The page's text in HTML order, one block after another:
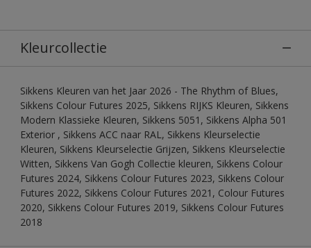
Kleurcollectie
Sikkens Kleuren van het Jaar 2026 - The Rhythm of Blues,
Sikkens Colour Futures 2025, Sikkens RIJKS Kleuren, Sikkens
Modern Klassieke Kleuren, Sikkens 5051, Sikkens Alpha 501
Exterior , Sikkens ACC naar RAL, Sikkens Kleurselectie
Kleuren, Sikkens Kleurselectie Grijzen, Sikkens Kleurselectie
Witten, Sikkens Van Gogh Collectie kleuren, Sikkens Colour
Futures 2024, Sikkens Colour Futures 2023, Sikkens Colour
Futures 2022, Sikkens Colour Futures 2021, Colour Futures
2020, Sikkens Colour Futures 2019, Sikkens Colour Futures
2018